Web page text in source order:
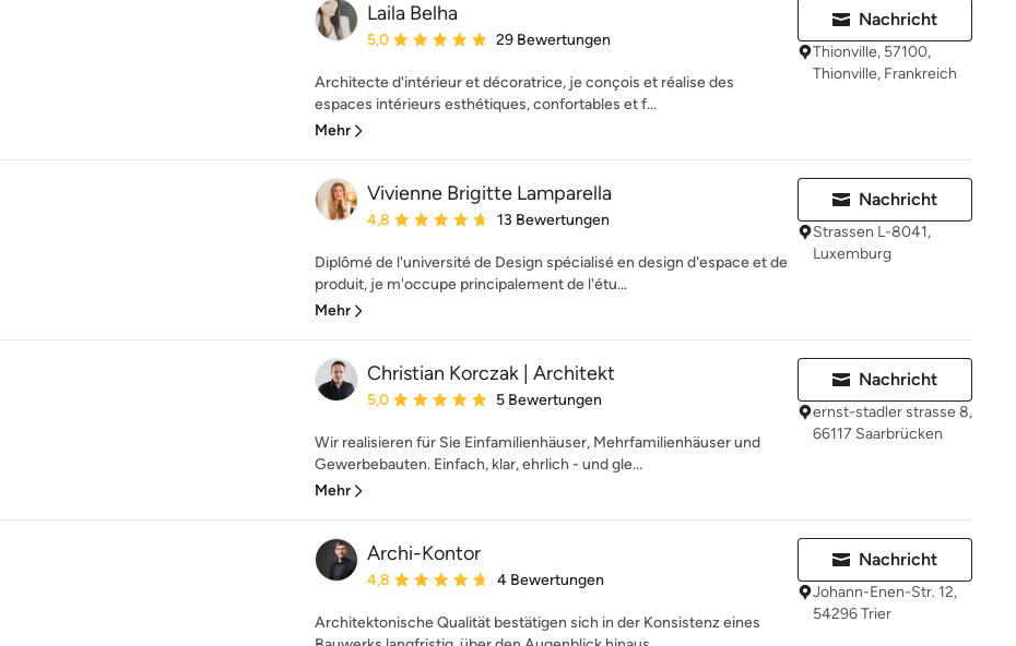
Laila Belha
Durchschnittliche Bewertung: 5 von 5 Sternen
5,0 29 Bewertungen
Architecte d'intérieur et décoratrice, je conçois et réalise des
espaces intérieurs esthétiques, confortables et f...
Mehr
Nachricht
Thionville, 57100,
Thionville, Frankreich
Vivienne Brigitte Lamparella
Durchschnittliche Bewertung: 4.8 von 5 Sternen
4,8 13 Bewertungen
Diplômé de l'université de Design spécialisé en design d'espace et de
produit, je m'occupe principalement de l'étu...
Mehr
Nachricht
Strassen L-8041,
Luxemburg
Christian Korczak | Architekt
Durchschnittliche Bewertung: 5 von 5 Sternen
5,0 5 Bewertungen
Wir realisieren für Sie Einfamilienhäuser, Mehrfamilienhäuser und
Gewerbebauten. Einfach, klar, ehrlich - und gle...
Mehr
Nachricht
ernst-stadler strasse 8,
66117 Saarbrücken
Archi-Kontor
Durchschnittliche Bewertung: 4.8 von 5 Sternen
4,8 4 Bewertungen
Architektonische Qualität bestätigen sich in der Konsistenz eines
Nachricht
Johann-Enen-Str. 12,
54296 Trier